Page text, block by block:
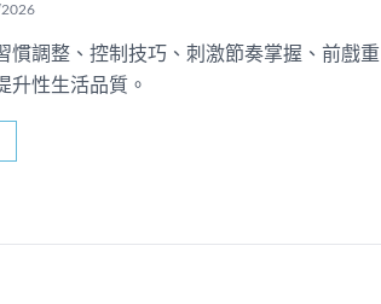
調整、控制技巧、刺激節奏掌握、前戲重
升性生活品質。